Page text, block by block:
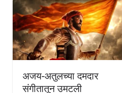
अजय-अतुलच्या दमदार
संगीतातून उमटली